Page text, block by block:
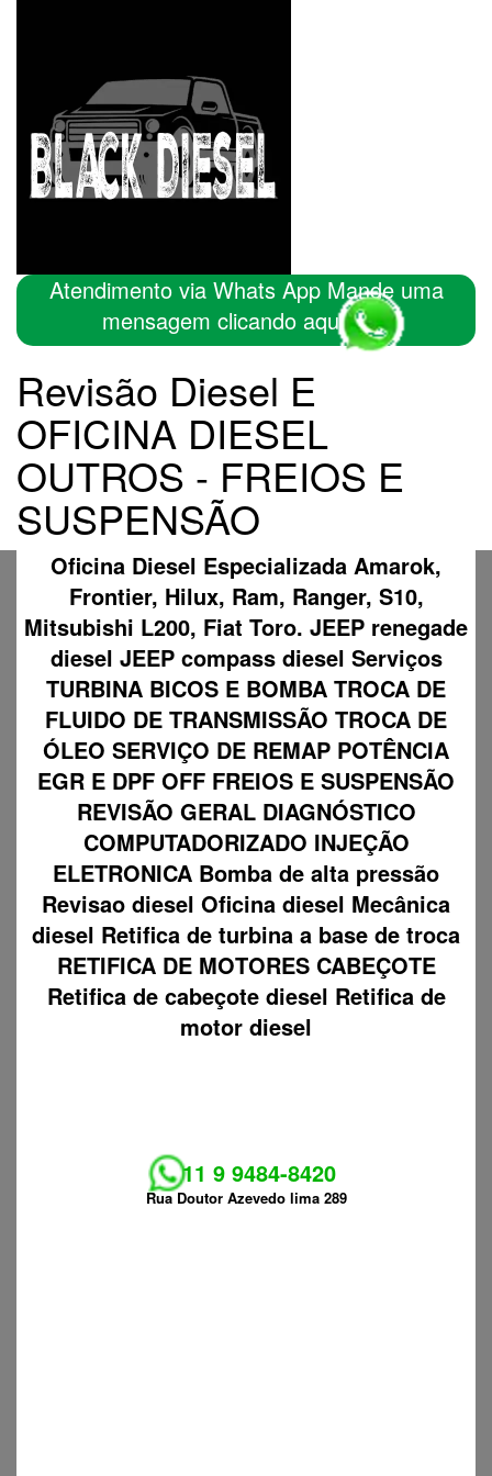
Atendimento via Whats App Mande uma
mensagem clicando aqui
Revisão Diesel E
OFICINA DIESEL
OUTROS - FREIOS E
SUSPENSÃO
Oficina Diesel Especializada Amarok,
Frontier, Hilux, Ram, Ranger, S10,
Mitsubishi L200, Fiat Toro. JEEP renegade
diesel JEEP compass diesel Serviços
TURBINA BICOS E BOMBA TROCA DE
FLUIDO DE TRANSMISSÃO TROCA DE
ÓLEO SERVIÇO DE REMAP POTÊNCIA
EGR E DPF OFF FREIOS E SUSPENSÃO
REVISÃO GERAL DIAGNÓSTICO
COMPUTADORIZADO INJEÇÃO
ELETRONICA Bomba de alta pressão
Revisao diesel Oficina diesel Mecânica
diesel Retifica de turbina a base de troca
RETIFICA DE MOTORES CABEÇOTE
Retifica de cabeçote diesel Retifica de
motor diesel
11 9 9484-8420
Rua Doutor Azevedo lima 289